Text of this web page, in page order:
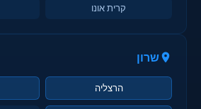
קרית אונו
שרון
הרצליה